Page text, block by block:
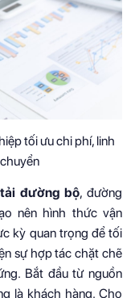
tối ưu chi phí, linh
đường bộ, đường
nên hình thức vận
kỳ quan trọng để tối
sự hợp tác chặt chẽ
Bắt đầu từ nguồn
là khách hàng. Cho